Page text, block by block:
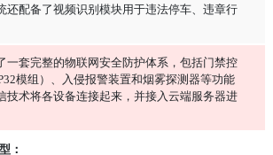
还配备了视频识别模块用于违法停车、违章行
一套完整的物联网安全防护体系，包括门禁控
模组）、入侵报警装置和烟雾探测器等功能
技术将各设备连接起来，并接入云端服务器进
：